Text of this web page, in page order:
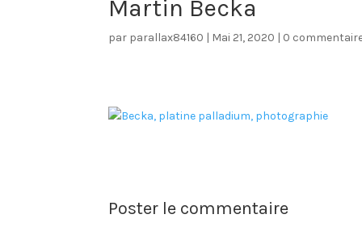
Martin Becka
par parallax84160 | Mai 21, 2020 | 0
Poster le commentaire